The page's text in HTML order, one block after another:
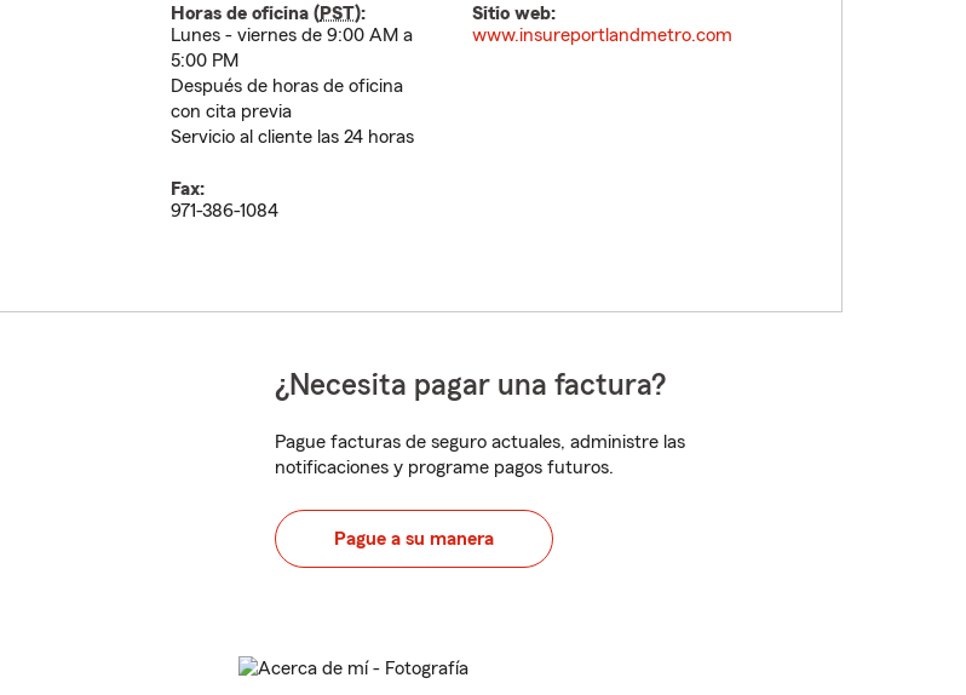
Horas de oficina (PST):
Lunes - viernes de 9:00 AM a
5:00 PM
Después de horas de oficina
con cita previa
Servicio al cliente las 24 horas
Sitio web:
www.insureportlandmetro.com
Fax:
971-386-1084
¿Necesita pagar una factura?
Pague facturas de seguro actuales, administre las
notificaciones y programe pagos futuros.
Pague a su manera